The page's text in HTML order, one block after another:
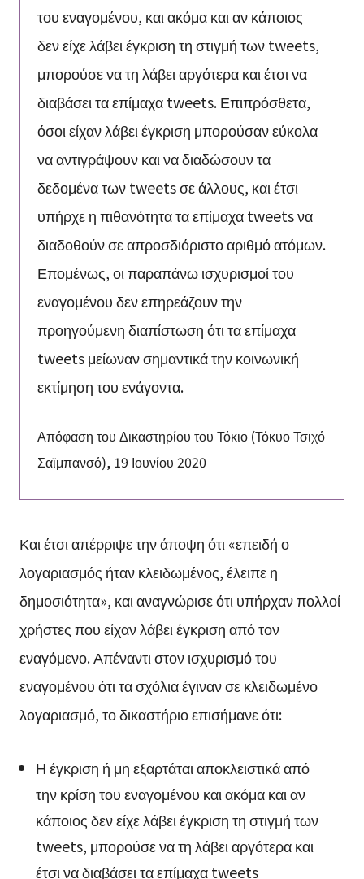
του εναγομένου, και ακόμα και αν κάποιος
δεν είχε λάβει έγκριση τη στιγμή των tweets,
μπορούσε να τη λάβει αργότερα και έτσι να
διαβάσει τα επίμαχα tweets. Επιπρόσθετα,
όσοι είχαν λάβει έγκριση μπορούσαν εύκολα
να αντιγράψουν και να διαδώσουν τα
δεδομένα των tweets σε άλλους, και έτσι
υπήρχε η πιθανότητα τα επίμαχα tweets να
διαδοθούν σε απροσδιόριστο αριθμό ατόμων.
Επομένως, οι παραπάνω ισχυρισμοί του
εναγομένου δεν επηρεάζουν την
προηγούμενη διαπίστωση ότι τα επίμαχα
tweets μείωναν σημαντικά την κοινωνική
εκτίμηση του ενάγοντα.
Απόφαση του Δικαστηρίου του Τόκιο (Τόκυο Τσιχό
Σαϊμπανσό), 19 Ιουνίου 2020
Και έτσι απέρριψε την άποψη ότι «επειδή ο
λογαριασμός ήταν κλειδωμένος, έλειπε η
δημοσιότητα», και αναγνώρισε ότι υπήρχαν πολλοί
χρήστες που είχαν λάβει έγκριση από τον
εναγόμενο. Απέναντι στον ισχυρισμό του
εναγομένου ότι τα σχόλια έγιναν σε κλειδωμένο
λογαριασμό, το δικαστήριο επισήμανε ότι:
Η έγκριση ή μη εξαρτάται αποκλειστικά από
την κρίση του εναγομένου και ακόμα και αν
κάποιος δεν είχε λάβει έγκριση τη στιγμή των
tweets, μπορούσε να τη λάβει αργότερα και
έτσι να διαβάσει τα επίμαχα tweets